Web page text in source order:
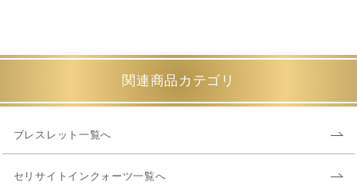
関連商品カテゴリ
ブレスレット一覧へ
セリサイトインクォーツ一覧へ